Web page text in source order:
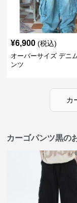
¥6,900 (税込)
オーバーサイズ デニ
ンツ
カ
カーゴパンツ黒の